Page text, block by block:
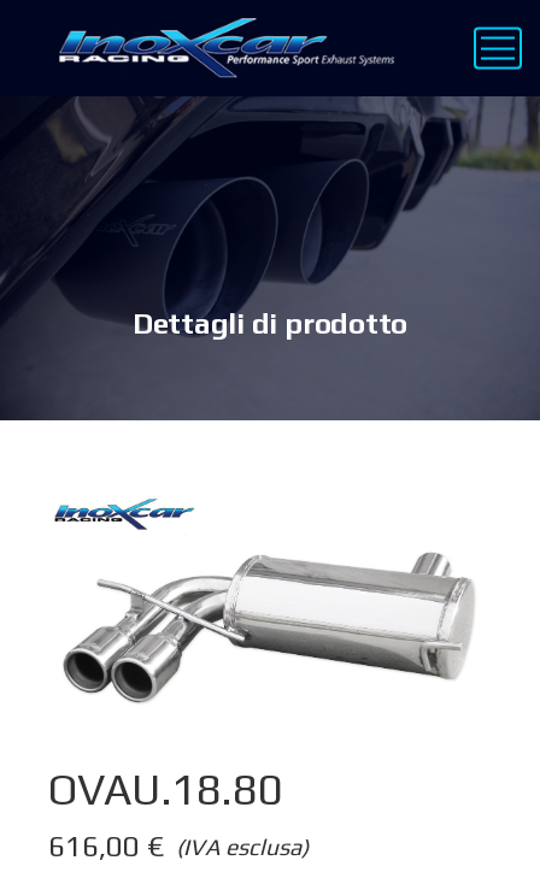
Dettagli di prodotto
OVAU.18.80
(IVA esclusa)
616,00 €